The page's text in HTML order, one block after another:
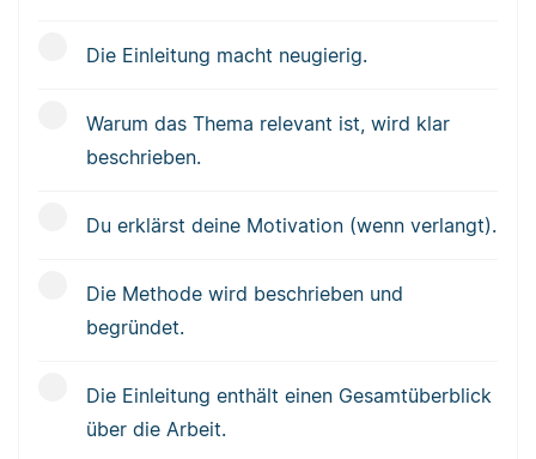
Die Einleitung macht neugierig.
Warum das Thema relevant ist, wird klar
beschrieben.
Du erklärst deine Motivation (wenn verlangt).
Die Methode wird beschrieben und
begründet.
Die Einleitung enthält einen Gesamtüberblick
über die Arbeit.